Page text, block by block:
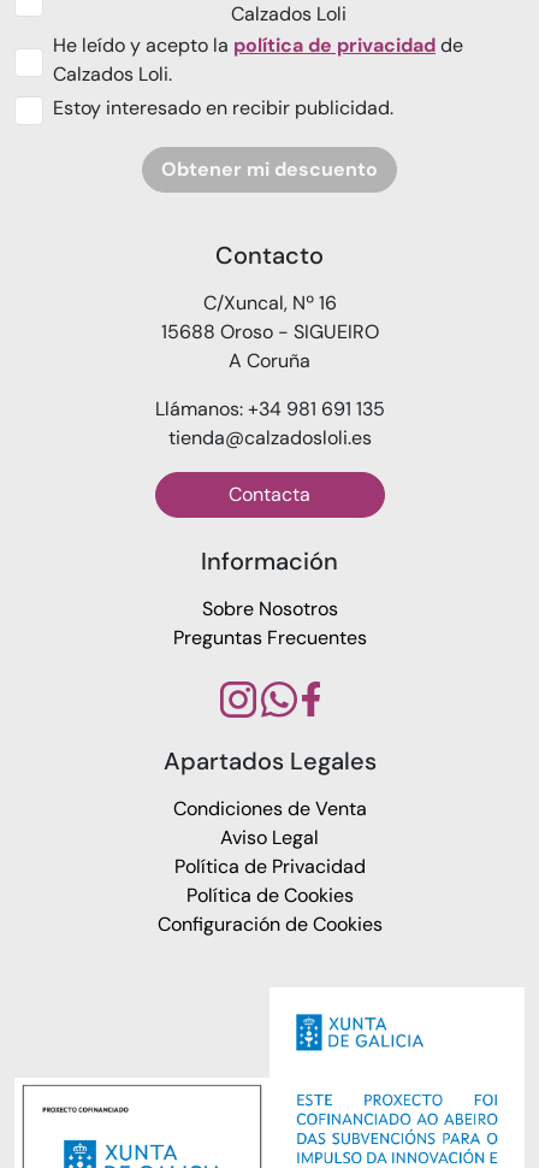
Calzados Loli
He leído y acepto la política de privacidadde
Calzados Loli.
Estoy interesado en recibir publicidad.
Obtener mi descuento
Contacto
C/Xuncal, Nº 16
15688 Oroso - SIGUEIRO
A Coruña
Llámanos: +34 981 691 135
tienda@calzadosloli.es
Contacta
Información
Sobre Nosotros
Preguntas Frecuentes
Apartados Legales
Condiciones de Venta
Aviso Legal
Política de Privacidad
Política de Cookies
Configuración de Cookies